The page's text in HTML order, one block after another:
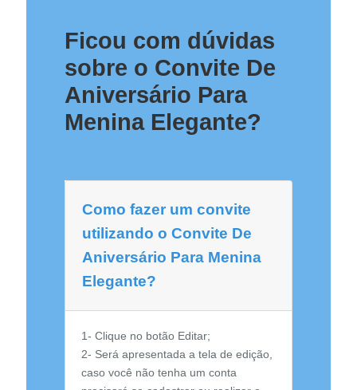
Ficou com dúvidas
sobre o Convite De
Aniversário Para
Menina Elegante?
Como fazer um convite
utilizando o Convite De
Aniversário Para Menina
Elegante?
1- Clique no botão Editar;
2- Será apresentada a tela de edição,
caso você não tenha um conta